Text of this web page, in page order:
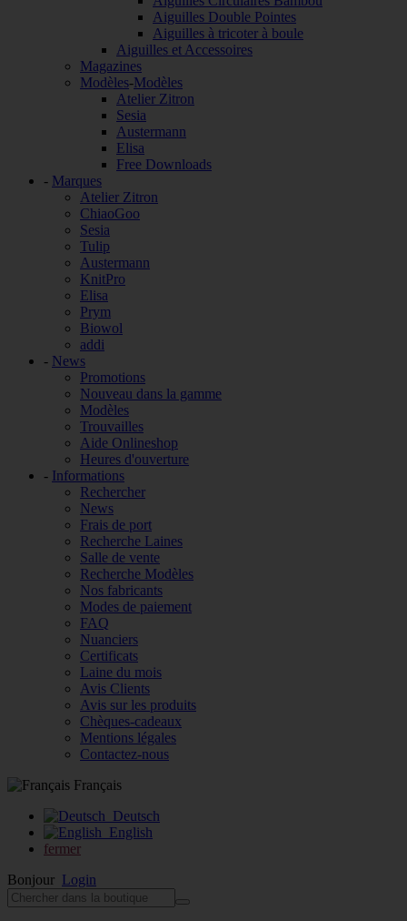
Aiguilles Double Pointes
Aiguilles à tricoter à boule
Aiguilles et Accessoires
Magazines
Modèles-Modèles
Atelier Zitron
Sesia
Austermann
Elisa
Free Downloads
- Marques
Atelier Zitron
ChiaoGoo
Sesia
Tulip
Austermann
KnitPro
Elisa
Prym
Biowol
addi
- News
Promotions
Nouveau dans la gamme
Modèles
Trouvailles
Aide Onlineshop
Heures d'ouverture
- Informations
Rechercher
News
Frais de port
Recherche Laines
Salle de vente
Recherche Modèles
Nos fabricants
Modes de paiement
FAQ
Nuanciers
Certificats
Laine du mois
Avis Clients
Avis sur les produits
Chèques-cadeaux
Mentions légales
Contactez-nous
Français
Deutsch
English
fermer
Bonjour Login